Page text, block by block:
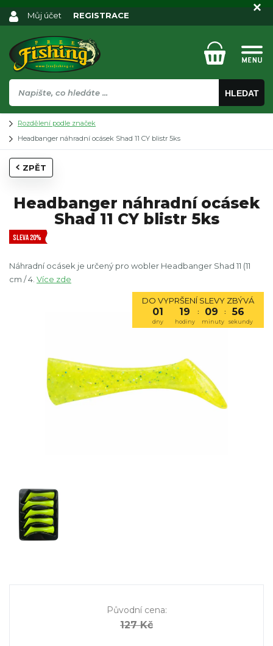
HLEDAT
Můj účet REGISTRACE
Rozdělení podle značek
Headbanger náhradní ocásek Shad 11 CY blistr 5ks
ZPĚT
Headbanger náhradní ocásek
Shad 11 CY blistr 5ks
SLEVA 20%
Náhradní ocásek je určený pro wobler Headbanger Shad 11 (11
cm / 4. Více zde
DO VYPRŠENÍ SLEVY ZBÝVÁ
01 19 : 09 : 55
dny hodiny minuty sekundy
Původní cena:
127 Kč